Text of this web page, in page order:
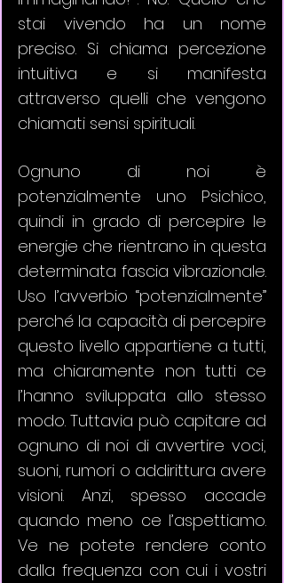
stai vivendo ha un nome
preciso. Si chiama percezione
intuitiva e si manifesta
attraverso quelli che vengono
chiamati sensi spirituali.
Ognuno di noi è
potenzialmente uno Psichico,
quindi in grado di percepire le
energie che rientrano in questa
determinata fascia vibrazionale.
Uso l’avverbio “potenzialmente”
perché la capacità di percepire
questo livello appartiene a tutti,
ma chiaramente non tutti ce
l’hanno sviluppata allo stesso
modo. Tuttavia può capitare ad
ognuno di noi di avvertire voci,
suoni, rumori o addirittura avere
visioni. Anzi, spesso accade
quando meno ce l’aspettiamo.
Ve ne potete rendere conto
dalla frequenza con cui i vostri